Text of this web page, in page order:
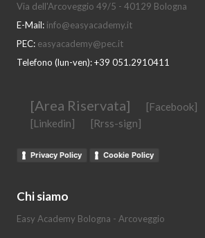
Via dell'Arcoveggio 49/5 - 40129 Bologna
E-Mail: info@easyacademy.it
PEC: easyacademy@pec.it
Telefono (lun-ven): +39 051.2910411
[Area Riservata] [Facebook]
[Linkedin]
[Rrss-sign]
Privacy Policy Cookie Policy
Chi siamo
Easy Academy Bologna - Arcoveggio